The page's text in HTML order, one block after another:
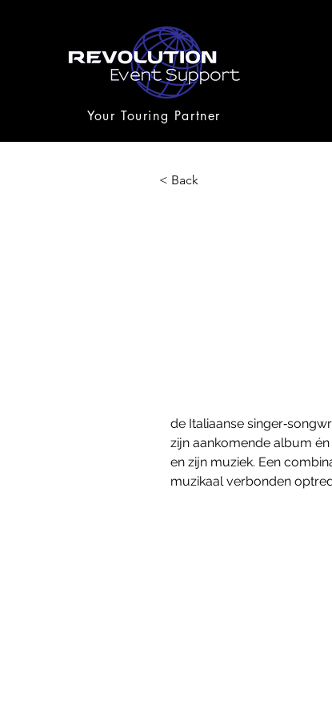
Your Touring Partner
< Back
de Italiaanse
zijn aankomende album
en zijn muziek. Een
muzikaal verbonden